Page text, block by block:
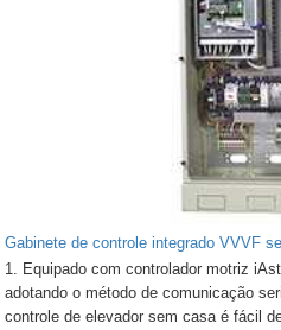
Gabinete de controle integrado VVVF
1. Equipado com controlador motriz
adotando o método de comunicação
controle de elevador sem casa é fácil